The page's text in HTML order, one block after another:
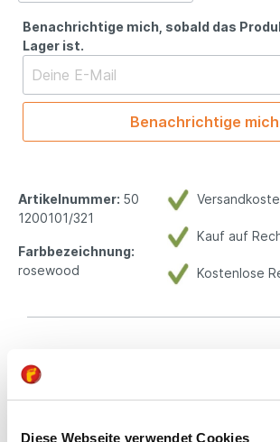
Diese Webseite verwendet Cookies
Benachrichtige mich, sobald das
Lager ist.
Benachrichtige mich
Kauf auf
Kostenlose
Artikelnummer: 50
1200101/321
Farbbezeichnung:
rosewood
Beschreibung
Modell, das in vielen verschiedenen